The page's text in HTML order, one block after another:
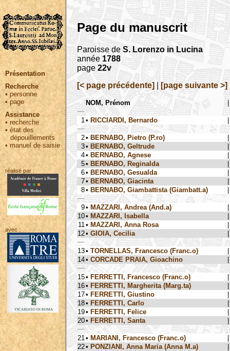
Présentation
Recherche
• personne
•page
Assistance
• recherche
•état des
dépouillements
•manuel de saisie
réalisé par :
avec :
Page du manuscrit
Paroisse de S. Lorenzo in Lucina
année 1788
page 22v
[< page précédente]
[page suivante >]
NOM, Prénom
1 • RICCIARDI, Bernardo
2• BERNABO, Pietro (P.ro)
3• BERNABO, Geltrude
4• BERNABO, Agnese
5• BERNABO, Reginalda
6• BERNABO, Gesualda
7• BERNABO, Giacinta
8• BERNABO, Giambattista (Giambatt.a)
9• MAZZARI, Andrea (And.a)
10• MAZZARI, Isabella
11 • MAZZARI, Anna Rosa
12• GIOIA, Cecilia
13• TORNELLAS, Francesco (Franc.o)
14• CORCADE PRAIA, Gioachino
15• FERRETTI, Francesco (Franc.o)
16• FERRETTI, Margherita (Marg.ta)
17• FERRETTI, Giustino
18• FERRETTI, Carlo
19• FERRETTI, Felice
20• FERRETTI, Santa
21 • MARIANI, Francesco (Franc.o)
22• PONZIANI, Anna Maria (Anna M.a)